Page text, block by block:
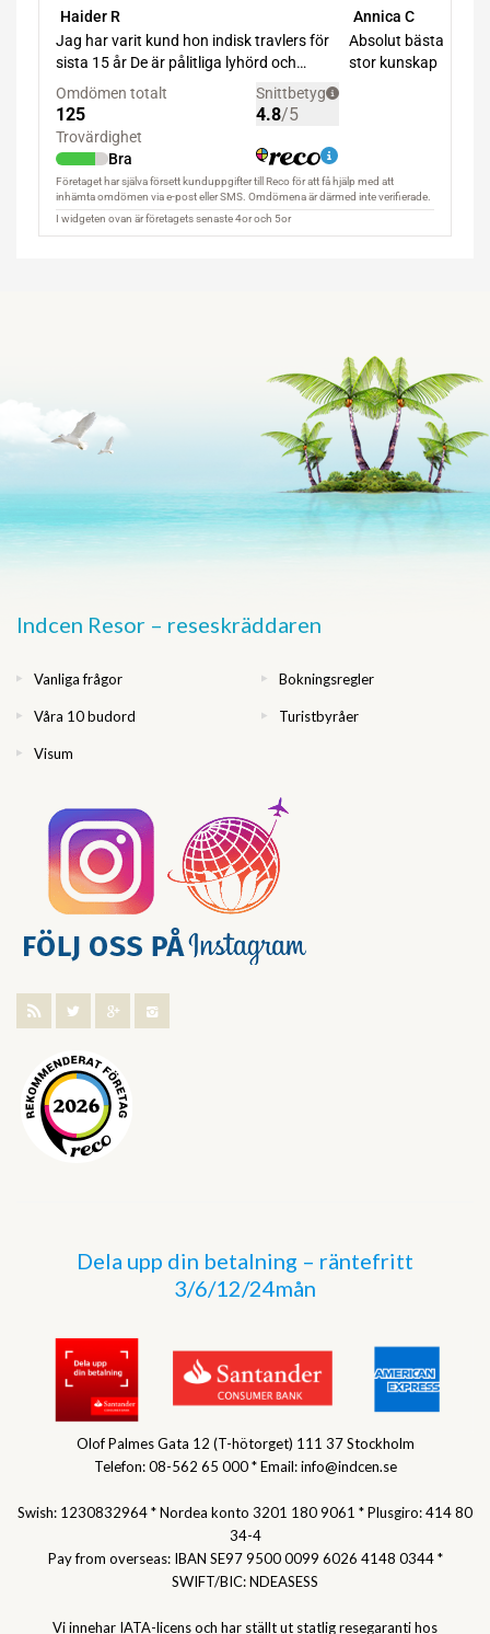
Indcen Resor – reseskräddaren
Vanliga frågor Bokningsregler
Våra 10 budord Turistbyråer
Visum
Dela upp din betalning – räntefritt
3/6/12/24mån
Olof Palmes Gata 12 (T-hötorget) 111 37 Stockholm
Telefon: 08-562 65 000 * Email: info@indcen.se
Swish: 1230832964 * Nordea konto 3201 180 9061 * Plusgiro: 414 80
34-4
Pay from overseas: IBAN SE97 9500 0099 6026 4148 0344 *
SWIFT/BIC: NDEASESS
Vi innehar IATA-licens och har ställt ut statlig resegaranti hos